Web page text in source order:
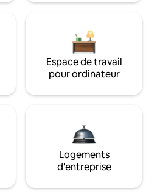
Espace de travail
pour ordinateur
Logements
d'entreprise